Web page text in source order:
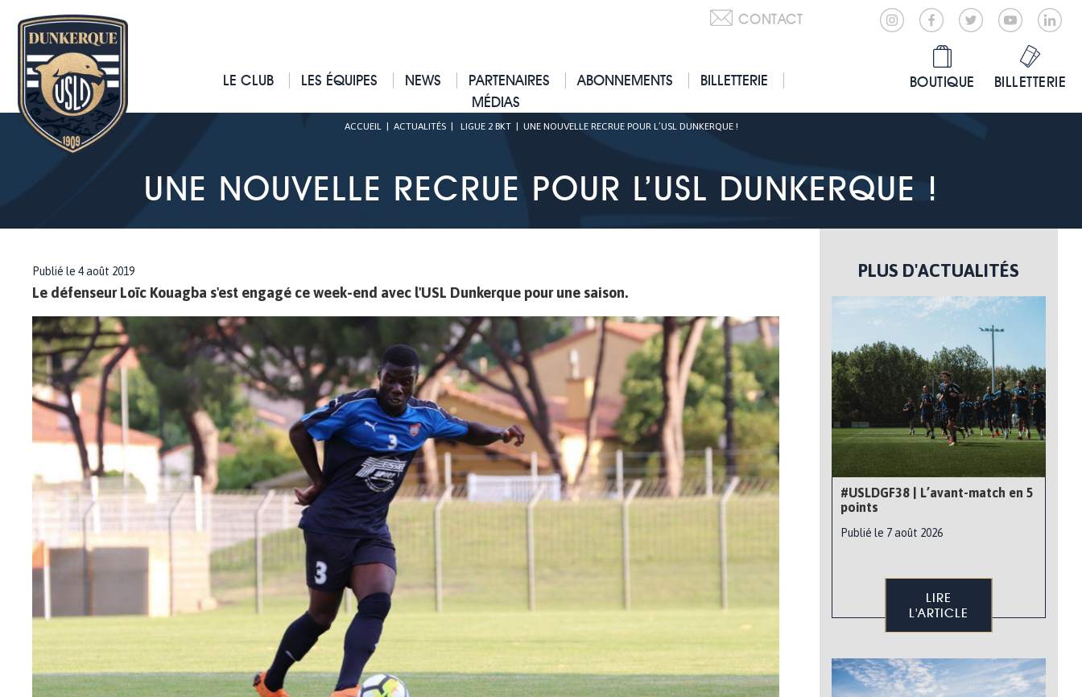
CONTACT
LE CLUB LES ÉQUIPES NEWS PARTENAIRES ABONNEMENTS
BILLETTERIE
MÉDIAS
BOUTIQUE BILLETTERIE
ACCUEIL| ACTUALITÉS| LIGUE 2 BKT| UNE NOUVELLE RECRUE POUR L’USL DUNKERQUE !
UNE NOUVELLE RECRUE POUR L’USL DUNKERQUE !
Publié le 4 août 2019
Le défenseur Loïc Kouagba s'est engagé ce week-end avec l'USL Dunkerque pour une saison.
PLUS D'ACTUALITÉS
#USLDGF38 | L’avant-match en 5
points
Publié le 7 août 2026
LIRE
L'ARTICLE